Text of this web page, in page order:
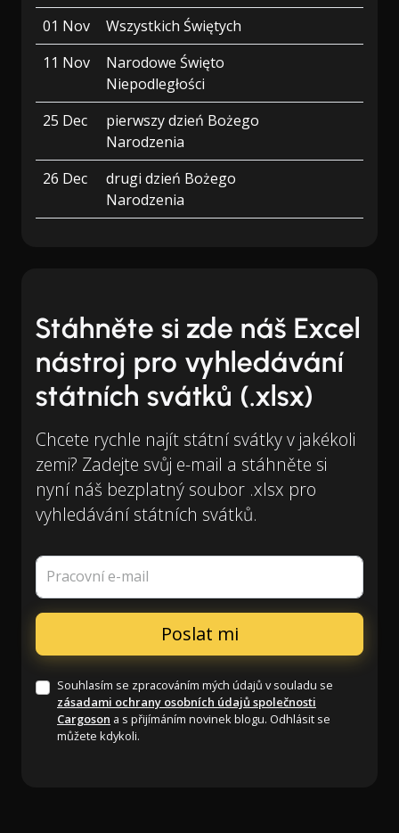
01 Nov
Wszystkich Świętych
11 Nov
Narodowe Święto
Niepodległości
25 Dec
pierwszy dzień Bożego
Narodzenia
26 Dec
drugi dzień Bożego
Narodzenia
Stáhněte si zde náš Excel
nástroj pro vyhledávání
státních svátků (.xlsx)
Chcete rychle najít státní svátky v jakékoli
zemi? Zadejte svůj e-mail a stáhněte si
nyní náš bezplatný soubor .xlsx pro
vyhledávání státních svátků.
Pracovní e-mail
Souhlasím se zpracováním mých údajů v souladu se
zásadami ochrany osobních údajů společnosti
Cargoson a s přijímáním novinek blogu. Odhlásit se
můžete kdykoli.